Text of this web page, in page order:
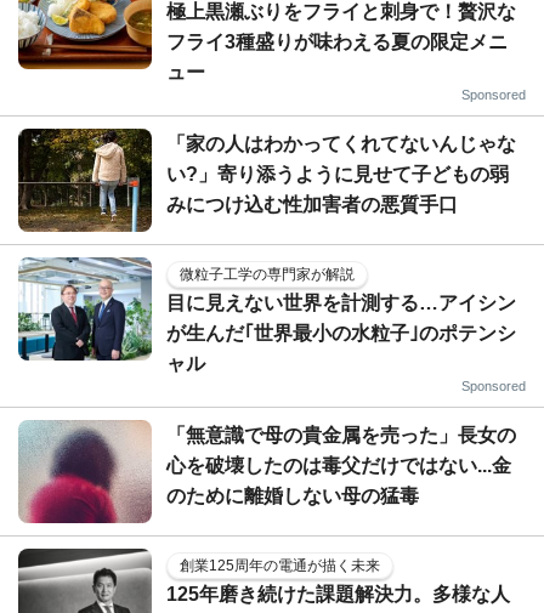
極上黒瀬ぶりをフライと刺身で！贅沢な
フライ3種盛りが味わえる夏の限定メニ
ュー
Sponsored
「家の人はわかってくれてないんじゃな
い?」寄り添うように見せて子どもの弱
みにつけ込む性加害者の悪質手口
微粒子工学の専門家が解説
目に見えない世界を計測する…アイシン
が生んだ｢世界最小の水粒子｣のポテンシ
ャル
Sponsored
「無意識で母の貴金属を売った」長女の
心を破壊したのは毒父だけではない...金
のために離婚しない母の猛毒
創業125周年の電通が描く未来
125年磨き続けた課題解決力。多様な人